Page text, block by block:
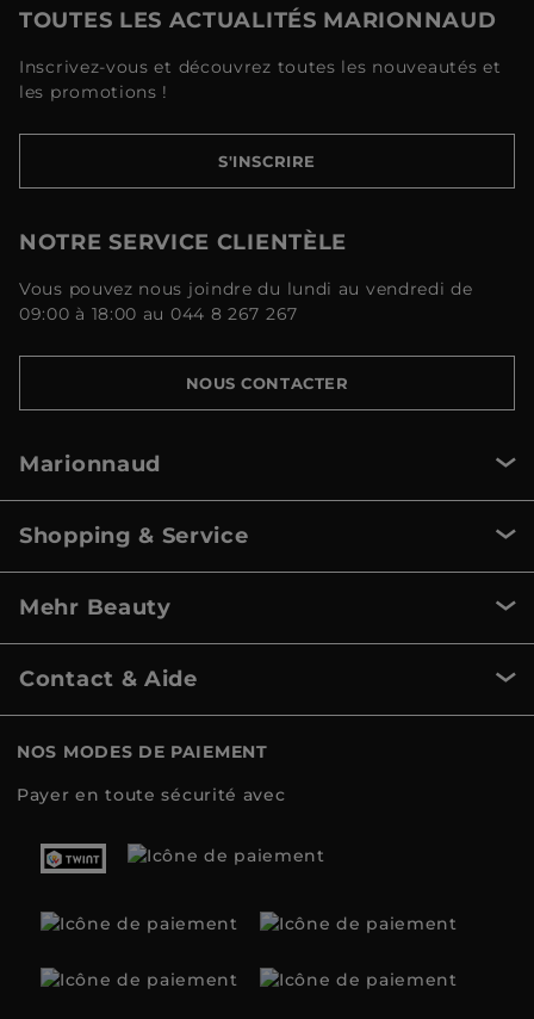
TOUTES LES ACTUALITÉS MARIONNAUD
Inscrivez-vous et découvrez toutes les nouveautés et
les promotions !
S'INSCRIRE
NOTRE SERVICE CLIENTÈLE
Vous pouvez nous joindre du lundi au vendredi de
09:00 à 18:00 au 044 8 267 267
NOUS CONTACTER
Marionnaud
Shopping & Service
Mehr Beauty
Contact & Aide
NOS MODES DE PAIEMENT
Payer en toute sécurité avec